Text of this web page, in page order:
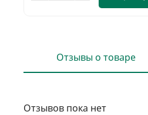
Отзывы о товаре
Отзывов пока нет